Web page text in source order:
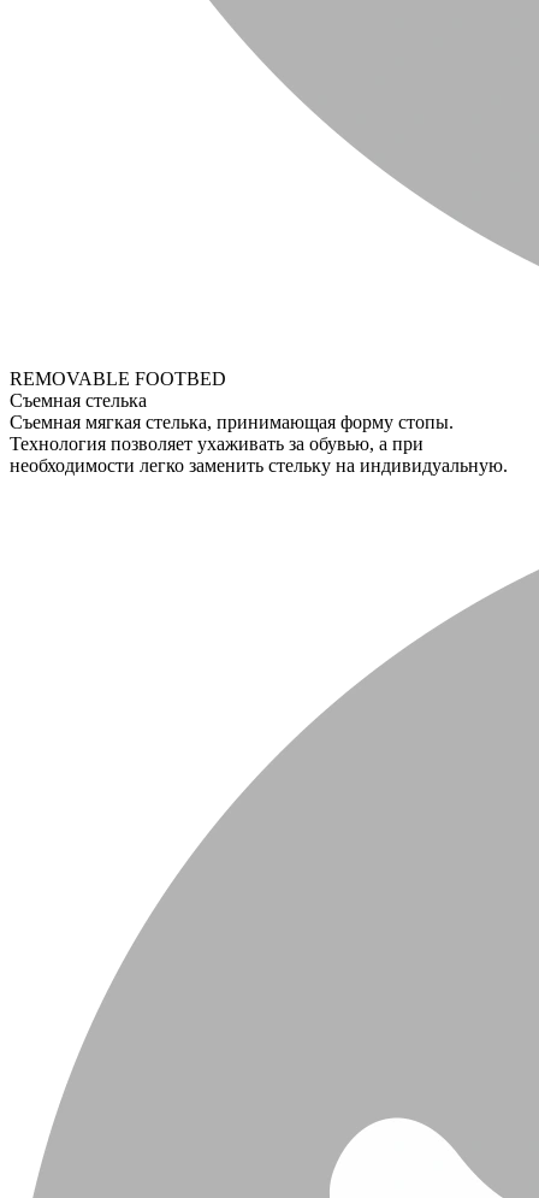
REMOVABLE FOOTBED
Съемная стелька
Съемная мягкая стелька, принимающая форму стопы.
Технология позволяет ухаживать за обувью, а при
необходимости легко заменить стельку на индивидуальную.